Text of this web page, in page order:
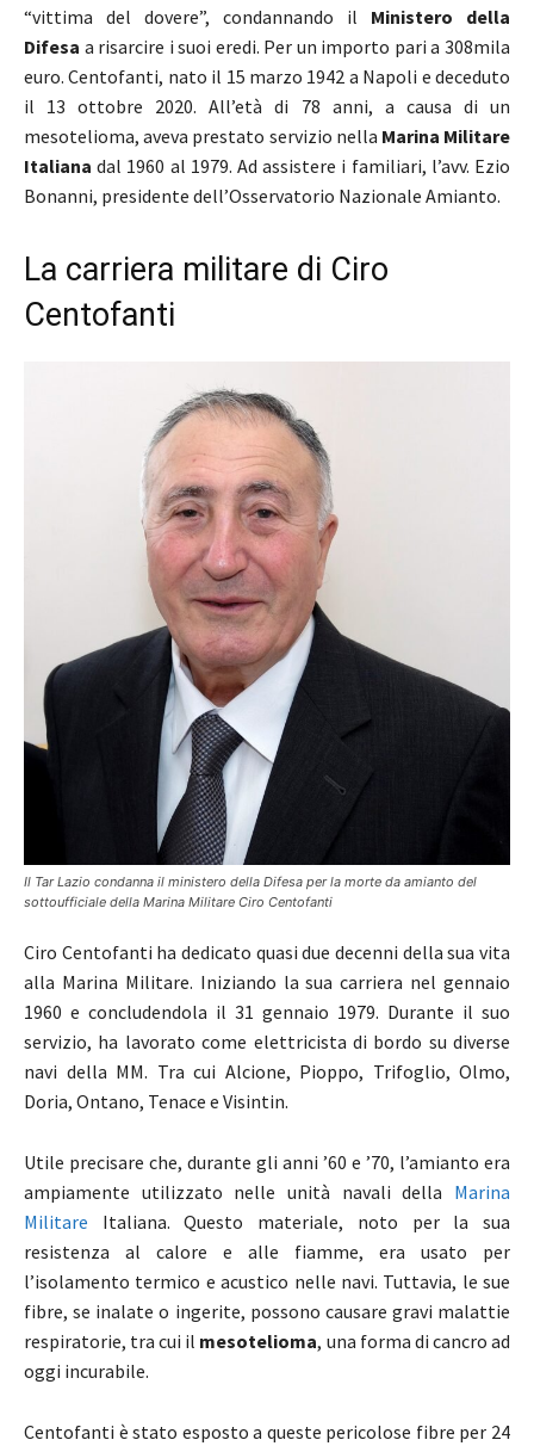
“vittima del dovere”, condannando il Ministero della
Difesa a risarcire i suoi eredi. Per un importo pari a 308mila
euro. Centofanti, nato il 15 marzo 1942 a Napoli e deceduto
il 13 ottobre 2020. All’età di 78 anni, a causa di un
mesotelioma, aveva prestato servizio nella Marina Militare
Italiana dal 1960 al 1979. Ad assistere i familiari, l’avv. Ezio
Bonanni, presidente dell’Osservatorio Nazionale Amianto.
La carriera militare di Ciro
Centofanti
Il Tar Lazio condanna il ministero della Difesa per la morte da amianto del
sottoufficiale della Marina Militare Ciro Centofanti
Ciro Centofanti ha dedicato quasi due decenni della sua vita
alla Marina Militare. Iniziando la sua carriera nel gennaio
1960 e concludendola il 31 gennaio 1979. Durante il suo
servizio, ha lavorato come elettricista di bordo su diverse
navi della MM. Tra cui Alcione, Pioppo, Trifoglio, Olmo,
Doria, Ontano, Tenace e Visintin.
Utile precisare che, durante gli anni ’60 e ’70, l’amianto era
ampiamente utilizzato nelle unità navali della Marina
Militare Italiana. Questo materiale, noto per la sua
resistenza al calore e alle fiamme, era usato per
l’isolamento termico e acustico nelle navi. Tuttavia, le sue
fibre, se inalate o ingerite, possono causare gravi malattie
respiratorie, tra cui il mesotelioma, una forma di cancro ad
oggi incurabile.
Centofanti è stato esposto a queste pericolose fibre per 24